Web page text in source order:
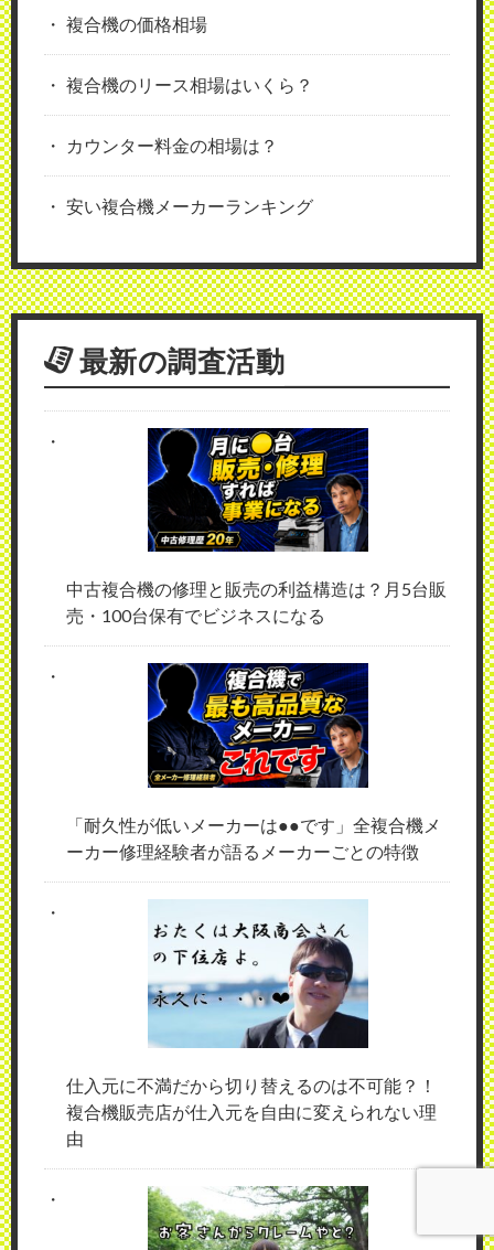
複合機の価格相場
複合機のリース相場はいくら？
カウンター料金の相場は？
安い複合機メーカーランキング
最新の調査活動
中古複合機の修理と販売の利益構造は？月5台販
売・100台保有でビジネスになる
「耐久性が低いメーカーは●●です」全複合機メ
ーカー修理経験者が語るメーカーごとの特徴
仕入元に不満だから切り替えるのは不可能？！
複合機販売店が仕入元を自由に変えられない理
由